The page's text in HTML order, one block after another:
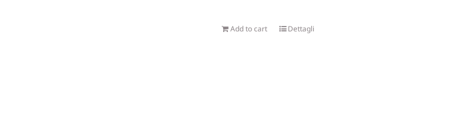
Add to cart Dettagli